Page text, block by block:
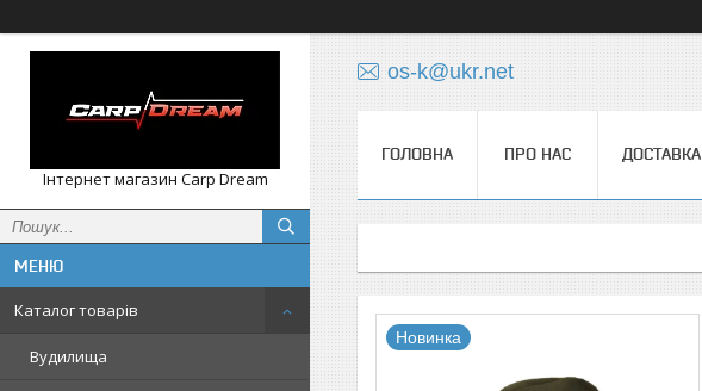
Інтернет магазин Carp Dream
Каталог товарів
Вудилища
os-k@ukr.net
ГОЛОВНА ПРО НАС ДОСТАВКА
Новинка